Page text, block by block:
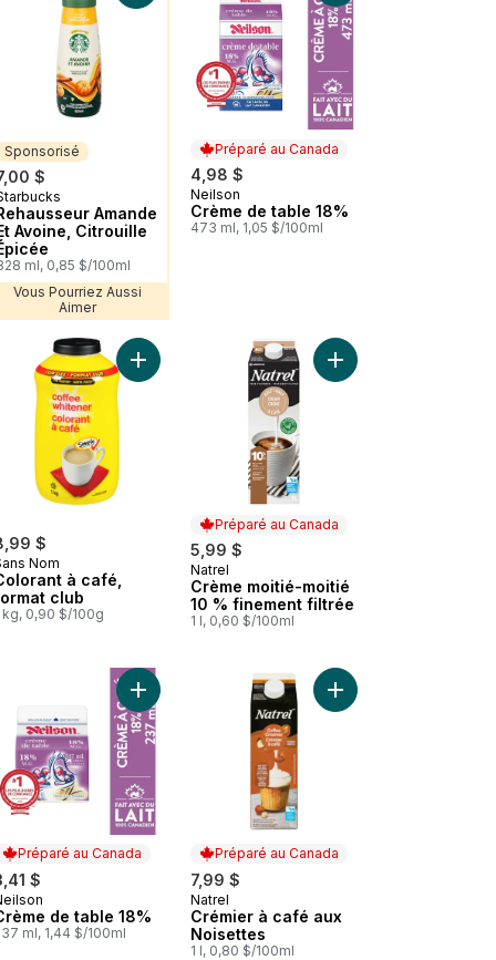
Sponsorisé
$
Amande
Avoine, Citrouille
ml, 0,85 $/100ml
Vous Pourriez Aussi
Aimer
Préparé au Canada
4,98 $
Préparé au Canada
Neilson
Crème de table 18%
473 ml, 1,05 $/100ml
Ajouter COFFEE-MATE Original en poudre au panier
laitier 5% au panier
$
Nom
à café,
club
kg, 0,90 $/100g
Ajouter Colorant à café, format club au panier
Préparé au Canada
5,99 $
Préparé au Canada
Natrel
Crème moitié-moitié
10 % finement filtrée
1 l, 0,60 $/100ml
Ajouter Crème
paniermoitié-moitié 10% au panier
Préparé au Canada
$
au Canada
de table 18%
ml, 1,44 $/100ml
Ajouter Crème de table 18% au panier
Préparé au Canada
7,99 $
Préparé au Canada
Natrel
Crémier à café aux
Noisettes
1 l, 0,80 $/100ml
Ajouter Crémier à